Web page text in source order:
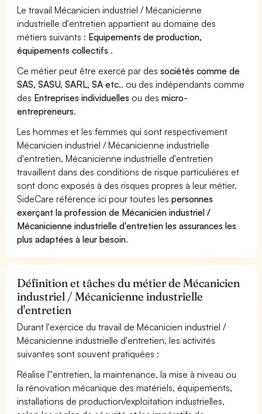
Le travail Mécanicien industriel / Mécanicienne
industrielle d'entretien appartient au domaine des
métiers suivants : Equipements de production,
équipements collectifs .
Ce métier peut être exercé par dessociétés comme de
SAS, SASU, SARL, SA etc.. ou des indépendants comme
des Entreprises individuelles ou desmicro-
entrepreneurs.
Les hommes et les femmes qui sont respectivement
Mécanicien industriel / Mécanicienne industrielle
d'entretien, Mécanicienne industrielle d'entretien
travaillent dans des conditions de risque particulières et
sont donc exposés à des risques propres à leur métier.
SideCare référence ici pour toutes lespersonnes
exerçant la profession de Mécanicien industriel /
Mécanicienne industrielle d'entretien les assurances les
plus adaptées à leur besoin.
Définition et tâches du métier de Mécanicien
industriel / Mécanicienne industrielle
d'entretien
Durant l'exercice du travail de Mécanicien industriel /
Mécanicienne industrielle d'entretien, les activités
suivantes sont souvent pratiquées :
Réalise l''entretien, la maintenance, la mise à niveau ou
la rénovation mécanique des matériels, équipements,
installations de production/exploitation industrielles,